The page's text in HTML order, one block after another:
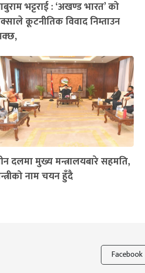
भट्टराई : ‘अखण्ड भारत’ को
कूटनीतिक विवाद निम्ताउन
दलमा मुख्य मन्त्रालयबारे सहमति,
नाम चयन हुँदै
Facebook